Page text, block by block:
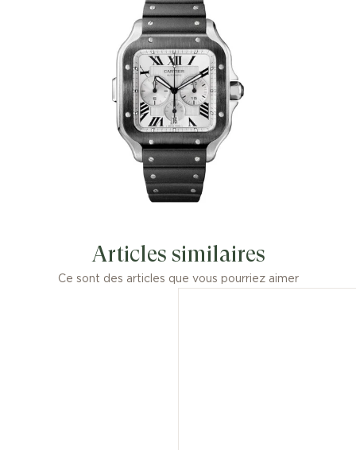
Articles similaires
Ce sont des articles que vous pourriez aimer